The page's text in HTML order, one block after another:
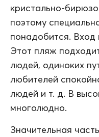
кристально-
поэтому
понадобится. Вход
Этот пляж
людей, одиноких
любителей
людей и т. д. В
многолюдно.
Значительная